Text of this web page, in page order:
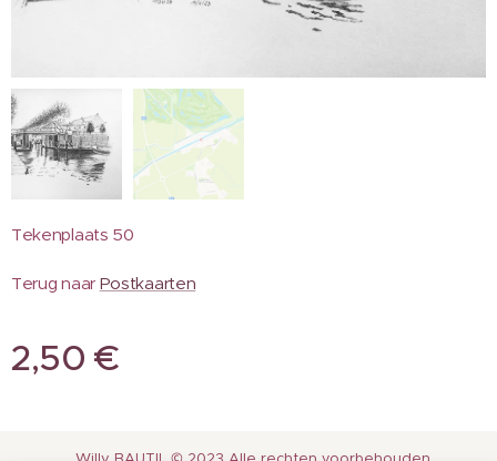
Tekenplaats 50
Terug naar Postkaarten
2,50 €